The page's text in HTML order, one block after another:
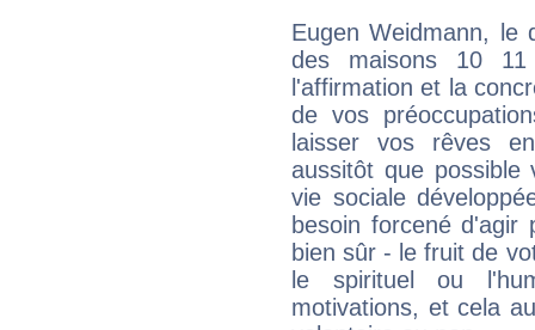
Eugen Weidmann, le
des maisons 10
l'affirmation et la
de vos
laisser vos rêves
aussitôt que
vie sociale
besoin forcené
bien sûr - le fruit de
le spirituel ou
motivations, et cela